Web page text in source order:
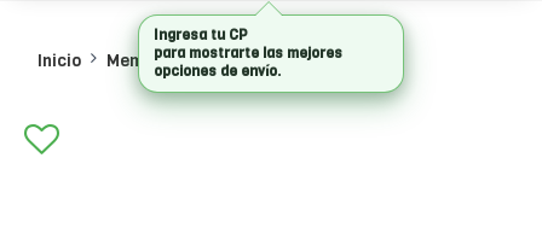
Inicio Memorias Memorias Valueram
Ingresa tu CP
para mostrarte las mejores
opciones de envío.